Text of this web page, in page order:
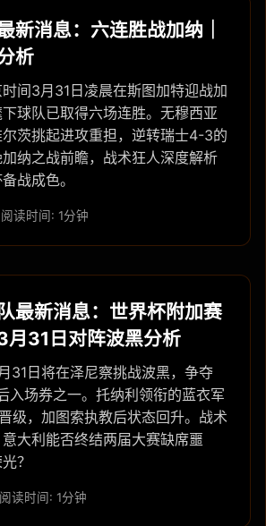
新消息：六连胜战加纳｜
析
间3月31日凌晨在斯图加特迎战加
球队已取得六场连胜。无穆西亚
茨挑起进攻重担，逆转瑞士4-3的
纳之战前瞻，战术狂人深度解析
战成色。
阅读时间: 1分钟
最新消息：世界杯附加赛
月31日对阵波黑分析
31日将在泽尼察挑战波黑，争夺
入场券之一。托纳利领衔的蓝衣军
级，加图索执教后状态回升。战术
大利能否终结两届大赛缺席噩
？
阅读时间: 1分钟